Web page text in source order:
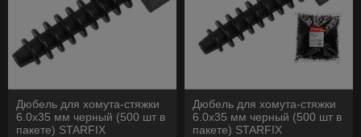
Дюбель для хомута-стяжки
6.0х35 мм черный (500 шт в
пакете) STARFIX
Дюбель для хомута-стяжки
6.0х35 мм черный (500 шт в
пакете) STARFIX